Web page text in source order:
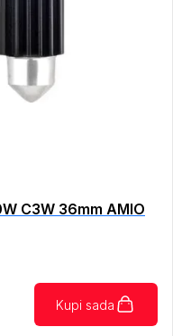
C3W 36mm AMIO
Kupi sada